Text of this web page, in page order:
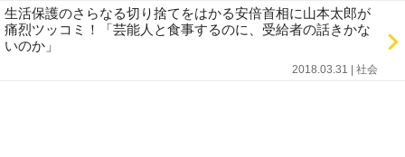
生活保護のさらなる切り捨てをはかる安倍首相に山本太郎が
痛烈ツッコミ！「芸能人と食事するのに、受給者の話きかな
いのか」
2018.03.31 | 社会